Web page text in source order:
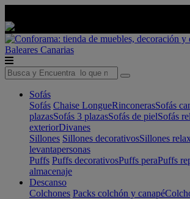
Baleares Canarias
Sofás
Sofás Chaise LongueRinconerasSofás
plazasSofás 3 plazasSofás de pielSofás
exteriorDivanes
Sillones Sillones decorativosSillones relax
levantapersonas
Puffs Puffs decorativosPuffs peraPuffs
almacenaje
Descanso
Colchones Packs colchón y canapé